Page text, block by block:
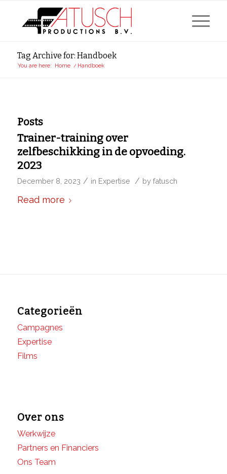
Tag Archive for: Handboek
You are here: Home / Handboek
Posts
Trainer-training over
zelfbeschikking in de opvoeding.
2023
December 8, 2023 / in Expertise / by fatusch
Read more
Categorieën
Campagnes
Expertise
Films
Over ons
Werkwijze
Partners en Financiers
Ons Team